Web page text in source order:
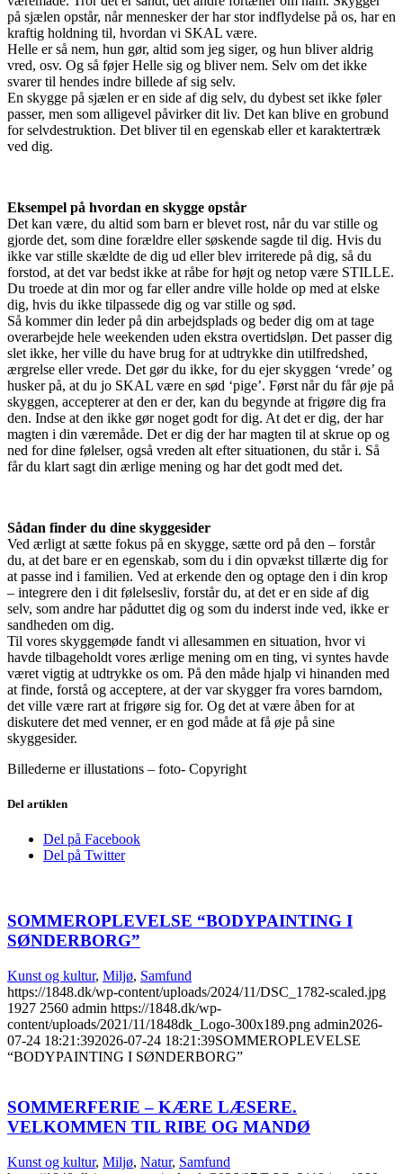
på sjælen opstår, når mennesker der har stor indflydelse på os, har en
kraftig holdning til, hvordan vi SKAL være.
Helle er så nem, hun gør, altid som jeg siger, og hun bliver aldrig
vred, osv. Og så føjer Helle sig og bliver nem. Selv om det ikke
svarer til hendes indre billede af sig selv.
En skygge på sjælen er en side af dig selv, du dybest set ikke føler
passer, men som alligevel påvirker dit liv. Det kan blive en grobund
for selvdestruktion. Det bliver til en egenskab eller et karaktertræk
ved dig.
Eksempel på hvordan en skygge opstår
Det kan være, du altid som barn er blevet rost, når du var stille og
gjorde det, som dine forældre eller søskende sagde til dig. Hvis du
ikke var stille skældte de dig ud eller blev irriterede på dig, så du
forstod, at det var bedst ikke at råbe for højt og netop være STILLE.
Du troede at din mor og far eller andre ville holde op med at elske
dig, hvis du ikke tilpassede dig og var stille og sød.
Så kommer din leder på din arbejdsplads og beder dig om at tage
overarbejde hele weekenden uden ekstra overtidsløn. Det passer dig
slet ikke, her ville du have brug for at udtrykke din utilfredshed,
ærgrelse eller vrede. Det gør du ikke, for du ejer skyggen ‘vrede’ og
husker på, at du jo SKAL være en sød ‘pige’. Først når du får øje på
skyggen, accepterer at den er der, kan du begynde at frigøre dig fra
den. Indse at den ikke gør noget godt for dig. At det er dig, der har
magten i din væremåde. Det er dig der har magten til at skrue op og
ned for dine følelser, også vreden alt efter situationen, du står i. Så
får du klart sagt din ærlige mening og har det godt med det.
Sådan finder du dine skyggesider
Ved ærligt at sætte fokus på en skygge, sætte ord på den – forstår
du, at det bare er en egenskab, som du i din opvækst tillærte dig for
at passe ind i familien. Ved at erkende den og optage den i din krop
– integrere den i dit følelsesliv, forstår du, at det er en side af dig
selv, som andre har påduttet dig og som du inderst inde ved, ikke er
sandheden om dig.
Til vores skyggemøde fandt vi allesammen en situation, hvor vi
havde tilbageholdt vores ærlige mening om en ting, vi syntes havde
været vigtig at udtrykke os om. På den måde hjalp vi hinanden med
at finde, forstå og acceptere, at der var skygger fra vores barndom,
det ville være rart at frigøre sig for. Og det at være åben for at
diskutere det med venner, er en god måde at få øje på sine
skyggesider.
Billederne er illustations – foto- Copyright
Del artiklen
Del på Facebook
Del på Twitter
SOMMEROPLEVELSE “BODYPAINTING I
SØNDERBORG”
Kunst og kultur, Miljø, Samfund
https://1848.dk/wp-content/uploads/2024/11/DSC_1782-scaled.jpg
1927 2560 admin https://1848.dk/wp-
content/uploads/2021/11/1848dk_Logo-300x189.png admin2026-
07-24 18:21:392026-07-24 18:21:39SOMMEROPLEVELSE
“BODYPAINTING I SØNDERBORG”
SOMMERFERIE – KÆRE LÆSERE.
VELKOMMEN TIL RIBE OG MANDØ
Kunst og kultur, Miljø, Natur, Samfund